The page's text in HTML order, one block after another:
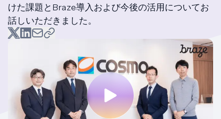
けた課題とBraze導入および今後の活用についてお
話しいただきました。